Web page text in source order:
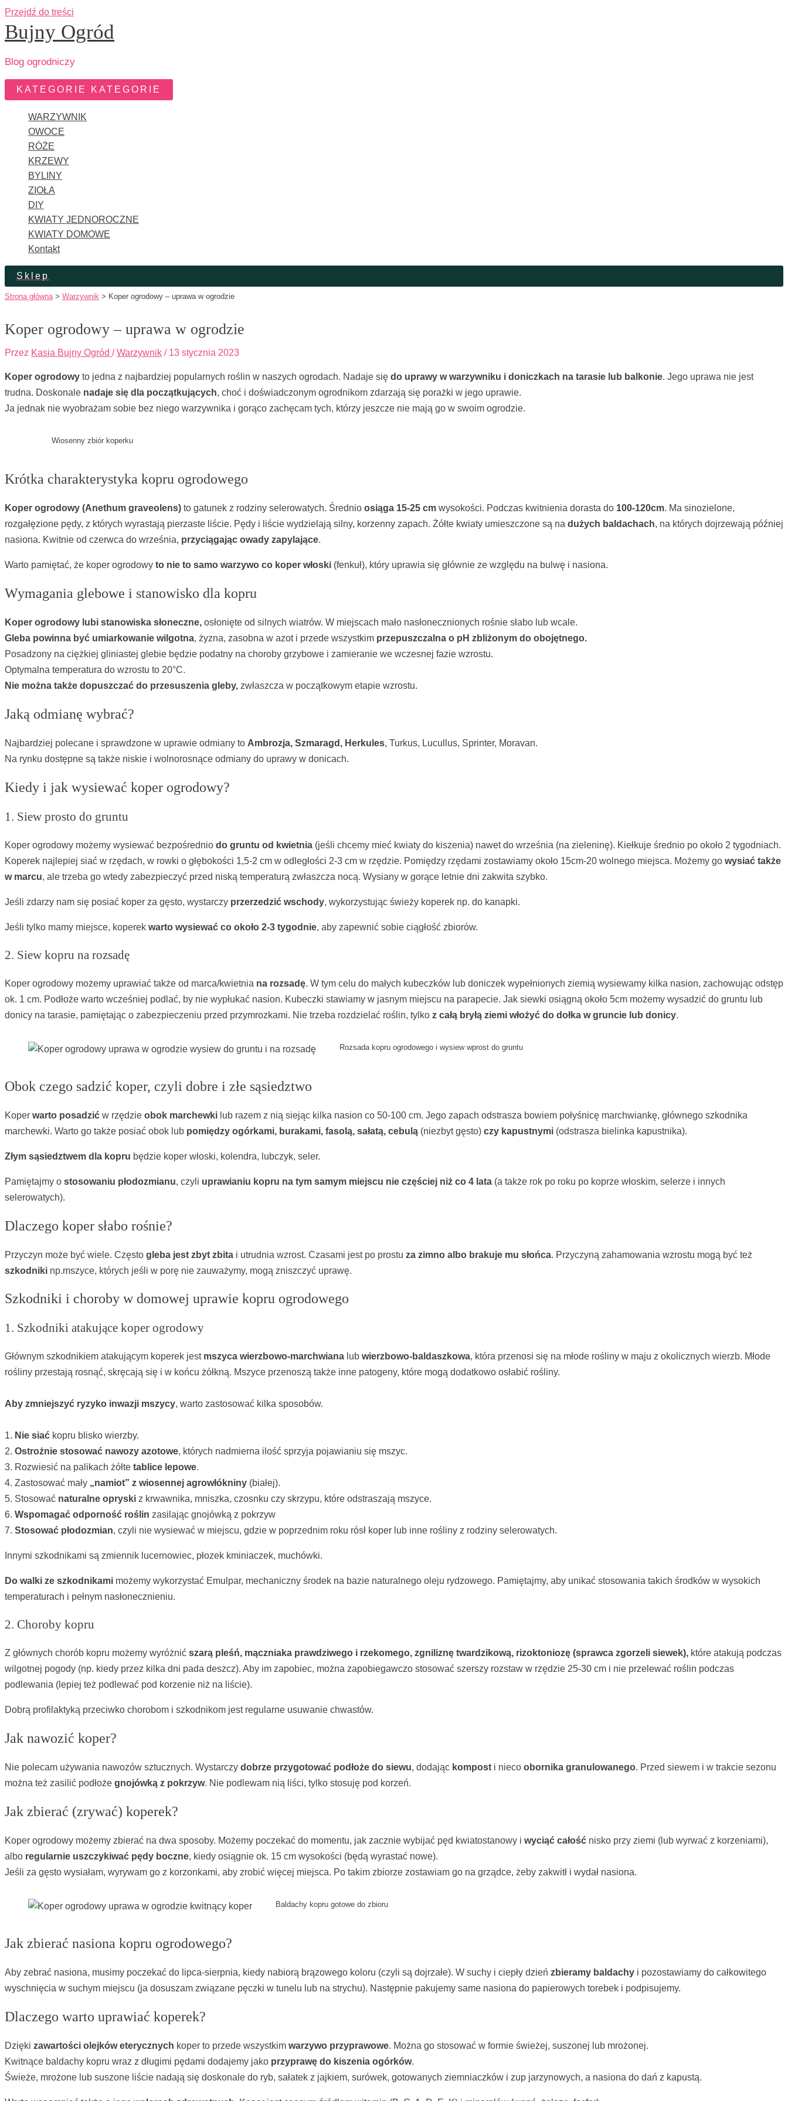
Przejdź do treści
Bujny Ogród
Blog ogrodniczy
KATEGORIE KATEGORIE
WARZYWNIK
OWOCE
RÓŻE
KRZEWY
BYLINY
ZIOŁA
DIY
KWIATY JEDNOROCZNE
KWIATY DOMOWE
Kontakt
Sklep
Strona główna Warzywnik Koper ogrodowy – uprawa w ogrodzie
Koper ogrodowy – uprawa w ogrodzie
Przez Kasia Bujny Ogród /Warzywnik / 13 stycznia 2023
Koper ogrodowy to jedna z najbardziej popularnych roślin w naszych ogrodach. Nadaje się do uprawy w warzywniku i doniczkach na tarasie lub balkonie. Jego uprawa nie jest
trudna. Doskonale nadaje się dla początkujących, choć i doświadczonym ogrodnikom zdarzają się porażki w jego uprawie.
Ja jednak nie wyobrażam sobie bez niego warzywnika i gorąco zachęcam tych, którzy jeszcze nie mają go w swoim ogrodzie.
Wiosenny zbiór koperku
Krótka charakterystyka kopru ogrodowego
Koper ogrodowy (Anethum graveolens) to gatunek z rodziny selerowatych. Średnio osiąga 15-25 cm wysokości. Podczas kwitnienia dorasta do 100-120cm. Ma sinozielone,
rozgałęzione pędy, z których wyrastają pierzaste liście. Pędy i liście wydzielają silny, korzenny zapach. Żółte kwiaty umieszczone są na dużych baldachach, na których dojrzewają później
nasiona. Kwitnie od czerwca do września, przyciągając owady zapylające.
Warto pamiętać, że koper ogrodowy to nie to samo warzywo co koper włoski (fenkuł), który uprawia się głównie ze względu na bulwę i nasiona.
Wymagania glebowe i stanowisko dla kopru
Koper ogrodowy lubi stanowiska słoneczne, osłonięte od silnych wiatrów. W miejscach mało nasłonecznionych rośnie słabo lub wcale.
Gleba powinna być umiarkowanie wilgotna, żyzna, zasobna w azot i przede wszystkim przepuszczalna o pH zbliżonym do obojętnego.
Posadzony na ciężkiej gliniastej glebie będzie podatny na choroby grzybowe i zamieranie we wczesnej fazie wzrostu.
Optymalna temperatura do wzrostu to 20°C.
Nie można także dopuszczać do przesuszenia gleby, zwłaszcza w początkowym etapie wzrostu.
Jaką odmianę wybrać?
Najbardziej polecane i sprawdzone w uprawie odmiany to Ambrozja, Szmaragd, Herkules, Turkus, Lucullus, Sprinter, Moravan.
Na rynku dostępne są także niskie i wolnorosnące odmiany do uprawy w donicach.
Kiedy i jak wysiewać koper ogrodowy?
1. Siew prosto do gruntu
Koper ogrodowy możemy wysiewać bezpośrednio do gruntu od kwietnia (jeśli chcemy mieć kwiaty do kiszenia) nawet do września (na zieleninę). Kiełkuje średnio po około 2 tygodniach.
Koperek najlepiej siać w rzędach, w rowki o głębokości 1,5-2 cm w odległości 2-3 cm w rzędzie. Pomiędzy rzędami zostawiamy około 15cm-20 wolnego miejsca. Możemy go wysiać także
w marcu, ale trzeba go wtedy zabezpieczyć przed niską temperaturą zwłaszcza nocą. Wysiany w gorące letnie dni zakwita szybko.
Jeśli zdarzy nam się posiać koper za gęsto, wystarczy przerzedzić wschody, wykorzystując świeży koperek np. do kanapki.
Jeśli tylko mamy miejsce, koperek warto wysiewać co około 2-3 tygodnie, aby zapewnić sobie ciągłość zbiorów.
2. Siew kopru na rozsadę
Koper ogrodowy możemy uprawiać także od marca/kwietnia na rozsadę. W tym celu do małych kubeczków lub doniczek wypełnionych ziemią wysiewamy kilka nasion, zachowując odstęp
ok. 1 cm. Podłoże warto wcześniej podlać, by nie wypłukać nasion. Kubeczki stawiamy w jasnym miejscu na parapecie. Jak siewki osiągną około 5cm możemy wysadzić do gruntu lub
donicy na tarasie, pamiętając o zabezpieczeniu przed przymrozkami. Nie trzeba rozdzielać roślin, tylko z całą bryłą ziemi włożyć do dołka w gruncie lub donicy.
Rozsada kopru ogrodowego i wysiew wprost do gruntu
Obok czego sadzić koper, czyli dobre i złe sąsiedztwo
Koper warto posadzić w rzędzie obok marchewki lub razem z nią siejąc kilka nasion co 50-100 cm. Jego zapach odstrasza bowiem połyśnicę marchwiankę, głównego szkodnika
marchewki. Warto go także posiać obok lub pomiędzy ogórkami, burakami, fasolą, sałatą, cebulą (niezbyt gęsto) czy kapustnymi (odstrasza bielinka kapustnika).
Złym sąsiedztwem dla kopru będzie koper włoski, kolendra, lubczyk, seler.
Pamiętajmy o stosowaniu płodozmianu, czyli uprawianiu kopru na tym samym miejscu nie częściej niż co 4 lata (a także rok po roku po koprze włoskim, selerze i innych
selerowatych).
Dlaczego koper słabo rośnie?
Przyczyn może być wiele. Często gleba jest zbyt zbita i utrudnia wzrost. Czasami jest po prostu za zimno albo brakuje mu słońca. Przyczyną zahamowania wzrostu mogą być też
szkodniki np.mszyce, których jeśli w porę nie zauważymy, mogą zniszczyć uprawę.
Szkodniki i choroby w domowej uprawie kopru ogrodowego
1. Szkodniki atakujące koper ogrodowy
Głównym szkodnikiem atakującym koperek jest mszyca wierzbowo-marchwiana lub wierzbowo-baldaszkowa, która przenosi się na młode rośliny w maju z okolicznych wierzb. Młode
rośliny przestają rosnąć, skręcają się i w końcu żółkną. Mszyce przenoszą także inne patogeny, które mogą dodatkowo osłabić rośliny.
Aby zmniejszyć ryzyko inwazji mszycy, warto zastosować kilka sposobów.
1. Nie siać kopru blisko wierzby.
2. Ostrożnie stosować nawozy azotowe, których nadmierna ilość sprzyja pojawianiu się mszyc.
3. Rozwiesić na palikach żółte tablice lepowe.
4. Zastosować mały „namiot” z wiosennej agrowłókniny (białej).
5. Stosować naturalne opryski z krwawnika, mniszka, czosnku czy skrzypu, które odstraszają mszyce.
6. Wspomagać odporność roślin zasilając gnojówką z pokrzyw
7. Stosować płodozmian, czyli nie wysiewać w miejscu, gdzie w poprzednim roku rósł koper lub inne rośliny z rodziny selerowatych.
Innymi szkodnikami są zmiennik lucernowiec, płozek kminiaczek, muchówki.
Do walki ze szkodnikami możemy wykorzystać Emulpar, mechaniczny środek na bazie naturalnego oleju rydzowego. Pamiętajmy, aby unikać stosowania takich środków w wysokich
temperaturach i pełnym nasłonecznieniu.
2. Choroby kopru
Z głównych chorób kopru możemy wyróżnić szarą pleśń, mączniaka prawdziwego i rzekomego, zgniliznę twardzikową, rizoktoniozę (sprawca zgorzeli siewek), które atakują podczas
wilgotnej pogody (np. kiedy przez kilka dni pada deszcz). Aby im zapobiec, można zapobiegawczo stosować szerszy rozstaw w rzędzie 25-30 cm i nie przelewać roślin podczas
podlewania (lepiej też podlewać pod korzenie niż na liście).
Dobrą profilaktyką przeciwko chorobom i szkodnikom jest regularne usuwanie chwastów.
Jak nawozić koper?
Nie polecam używania nawozów sztucznych. Wystarczy dobrze przygotować podłoże do siewu, dodając kompost i nieco obornika granulowanego. Przed siewem i w trakcie sezonu
można też zasilić podłoże gnojówką z pokrzyw. Nie podlewam nią liści, tylko stosuję pod korzeń.
Jak zbierać (zrywać) koperek?
Koper ogrodowy możemy zbierać na dwa sposoby. Możemy poczekać do momentu, jak zacznie wybijać pęd kwiatostanowy i wyciąć całość nisko przy ziemi (lub wyrwać z korzeniami),
albo regularnie uszczykiwać pędy boczne, kiedy osiągnie ok. 15 cm wysokości (będą wyrastać nowe).
Jeśli za gęsto wysiałam, wyrywam go z korzonkami, aby zrobić więcej miejsca. Po takim zbiorze zostawiam go na grządce, żeby zakwitł i wydał nasiona.
Baldachy kopru gotowe do zbioru
Jak zbierać nasiona kopru ogrodowego?
Aby zebrać nasiona, musimy poczekać do lipca-sierpnia, kiedy nabiorą brązowego koloru (czyli są dojrzałe). W suchy i ciepły dzień zbieramy baldachy i pozostawiamy do całkowitego
wyschnięcia w suchym miejscu (ja dosuszam związane pęczki w tunelu lub na strychu). Następnie pakujemy same nasiona do papierowych torebek i podpisujemy.
Dlaczego warto uprawiać koperek?
Dzięki zawartości olejków eterycznych koper to przede wszystkim warzywo przyprawowe. Można go stosować w formie świeżej, suszonej lub mrożonej.
Kwitnące baldachy kopru wraz z długimi pędami dodajemy jako przyprawę do kiszenia ogórków.
Świeże, mrożone lub suszone liście nadają się doskonale do ryb, sałatek z jajkiem, surówek, gotowanych ziemniaczków i zup jarzynowych, a nasiona do dań z kapustą.